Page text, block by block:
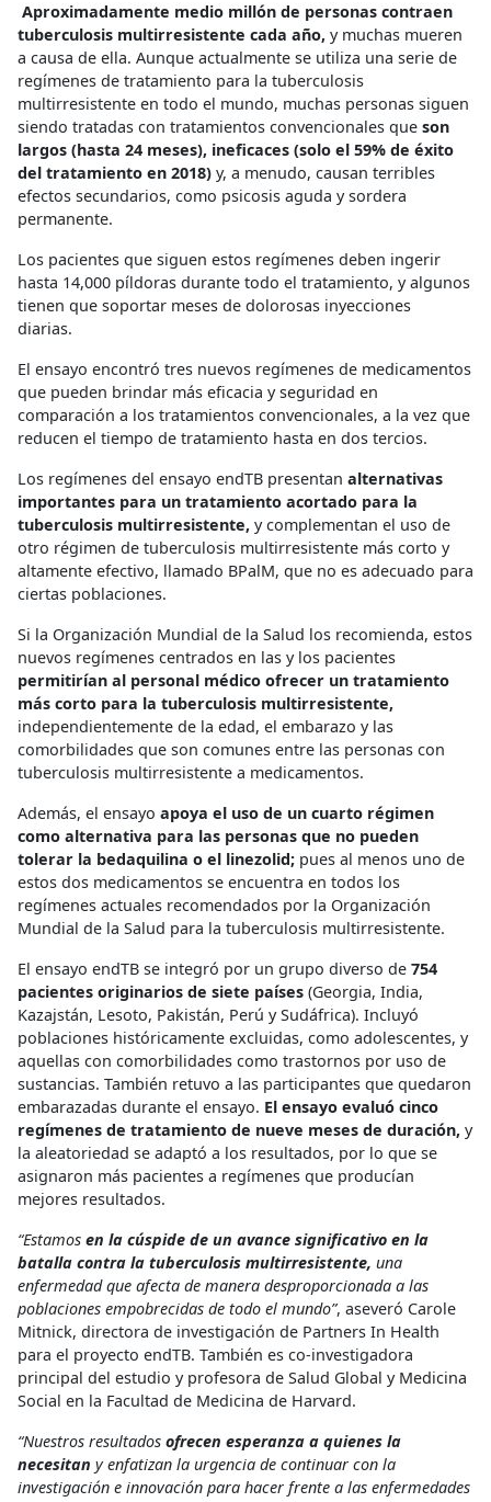
Aproximadamente medio millón de personas contraen
tuberculosis multirresistente cada año, y muchas mueren
a causa de ella. Aunque actualmente se utiliza una serie de
regímenes de tratamiento para la tuberculosis
multirresistente en todo el mundo, muchas personas siguen
siendo tratadas con tratamientos convencionales que son
largos (hasta 24 meses), ineficaces (solo el 59% de éxito
del tratamiento en 2018) y, a menudo, causan terribles
efectos secundarios, como psicosis aguda y sordera
permanente.
Los pacientes que siguen estos regímenes deben ingerir
hasta 14,000 píldoras durante todo el tratamiento, y algunos
tienen que soportar meses de dolorosas inyecciones
diarias.
El ensayo encontró tres nuevos regímenes de medicamentos
que pueden brindar más eficacia y seguridad en
comparación a los tratamientos convencionales, a la vez que
reducen el tiempo de tratamiento hasta en dos tercios.
Los regímenes del ensayo endTB presentan alternativas
importantes para un tratamiento acortado para la
tuberculosis multirresistente, y complementan el uso de
otro régimen de tuberculosis multirresistente más corto y
altamente efectivo, llamado BPalM, que no es adecuado para
ciertas poblaciones.
Si la Organización Mundial de la Salud los recomienda, estos
nuevos regímenes centrados en las y los pacientes
permitirían al personal médico ofrecer un tratamiento
más corto para la tuberculosis multirresistente,
independientemente de la edad, el embarazo y las
comorbilidades que son comunes entre las personas con
tuberculosis multirresistente a medicamentos.
Además, el ensayo apoya el uso de un cuarto régimen
como alternativa para las personas que no pueden
tolerar la bedaquilina o el linezolid; pues al menos uno de
estos dos medicamentos se encuentra en todos los
regímenes actuales recomendados por la Organización
Mundial de la Salud para la tuberculosis multirresistente.
El ensayo endTB se integró por un grupo diverso de 754
pacientes originarios de siete países (Georgia, India,
Kazajstán, Lesoto, Pakistán, Perú y Sudáfrica). Incluyó
poblaciones históricamente excluidas, como adolescentes, y
aquellas con comorbilidades como trastornos por uso de
sustancias. También retuvo a las participantes que quedaron
embarazadas durante el ensayo. El ensayo evaluó cinco
regímenes de tratamiento de nueve meses de duración, y
la aleatoriedad se adaptó a los resultados, por lo que se
asignaron más pacientes a regímenes que producían
mejores resultados.
“Estamos en la cúspide de un avance significativo en la
batalla contra la tuberculosis multirresistente, una
enfermedad que afecta de manera desproporcionada a las
poblaciones empobrecidas de todo el mundo”, aseveró Carole
Mitnick, directora de investigación de Partners In Health
para el proyecto endTB. También es co-investigadora
principal del estudio y profesora de Salud Global y Medicina
Social en la Facultad de Medicina de Harvard.
“Nuestros resultados ofrecen esperanza a quienes la
necesitan y enfatizan la urgencia de continuar con la
investigación e innovación para hacer frente a las enfermedades